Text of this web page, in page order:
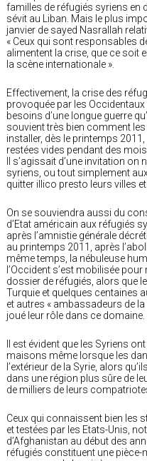
familles de réfugiés syriens en
sévit au Liban. Mais le plus
janvier de sayed Nasrallah
« Ceux qui sont responsables
alimentent la crise, que ce soit
la scène internationale ».
Effectivement, la crise des
provoquée par les
besoins d’une longue guerre
souvient très bien comment
installer, dès le printemps
restées vides pendant des
Il s’agissait d’une invitation
syriens, ou tout simplement
quitter illico presto leurs villes et
On se souviendra aussi du
d’Etat américain aux réfugiés
après l’amnistie générale
au printemps 2011, après
même temps, la nébuleuse
l’Occident s’est mobilisée
dossier de réfugiés, alors que
Turquie et quelques centaines
et autres « ambassadeurs de
joué leur rôle dans ce domaine.
Il est évident que les Syriens
maisons même lorsque les
l’extérieur de la Syrie, alors
dans une région plus sûre de
de milliers de leurs
Ceux qui connaissent bien les
et testées par les Etats-Unis,
d’Afghanistan au début des
réfugiés constituent une pièce-